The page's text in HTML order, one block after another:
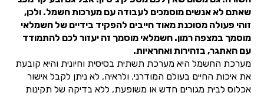
שאתם לא אנשים מוסמכים לעבודה עם מערכות חשמל. ולכן,
זוהי פעולה מסוכנת מאוד חייבים להפקיד בידיים של חשמלאי
מוסמך במצפה רמון. חשמלאי מוסמך זה יעזור לכם להתמודד
עם האתגר, בזהירות ואחראיות.
מערכת החשמל היא מערכת תשתית בסיסית וחיונית והיא קובעת
את איכות החיים בעולם המודרני. ולראיה, לא ניתן לקבל אישור
אכלוס לבית מגורים חדש או משופעת, ללא בדיקה של תקינות